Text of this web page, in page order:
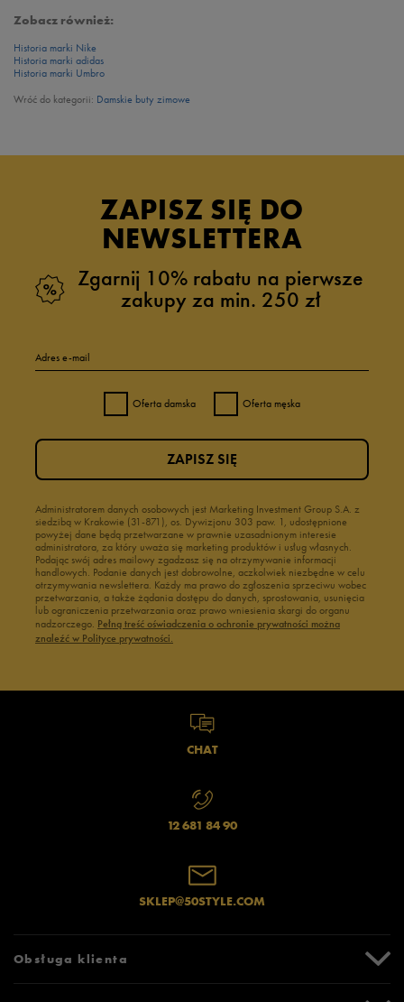
Zobacz również:
Historia marki Nike
Historia marki adidas
Historia marki Umbro
Wróć do kategorii: Damskie buty zimowe
ZAPISZ SIĘ DO
NEWSLETTERA
Zgarnij 10% rabatu na pierwsze
zakupy za min. 250 zł
Adres e-mail
Oferta damska Oferta męska
Administratorem danych osobowych jest Marketing Investment Group S.A. z
siedzibą w Krakowie (31-871), os. Dywizjonu 303 paw. 1, udostępnione
powyżej dane będą przetwarzane w prawnie uzasadnionym interesie
administratora, za który uważa się marketing produktów i usług własnych.
Podając swój adres mailowy zgadzasz się na otrzymywanie informacji
handlowych. Podanie danych jest dobrowolne, aczkolwiek niezbędne w celu
otrzymywania newslettera. Każdy ma prawo do zgłoszenia sprzeciwu wobec
przetwarzania, a także żądania dostępu do danych, sprostowania, usunięcia
lub ograniczenia przetwarzania oraz prawo wniesienia skargi do organu
nadzorczego. Pełną treść oświadczenia o ochronie prywatności można
znaleźć w Polityce prywatności.
ZAPISZ SIĘ
CHAT
12 681 84 90
SKLEP@50STYLE.COM
Obsługa klienta